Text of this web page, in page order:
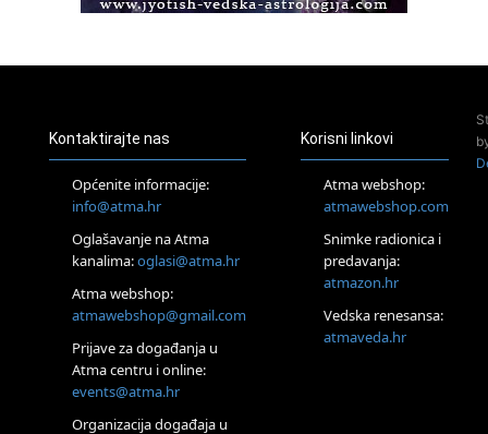
Access Energetski Facelift®
Tečaj Višeg Vodstva, razvijanja intuicije i Akaša zapisa
25.08.
Upisi u program Profesionalni hipnoterapeut — nova
generacija kreće 25.08. 2026.
Online
Visoko
Alemka Dauskardt – Jednodnevna radionica sistemskih
konstelacija
Kontaktirajte nas
Općenite informacije:
info@atma.hr
Oglašavanje na Atma
kanalima:oglasi@atma.hr
Atma webshop:
atmawebshop@gmail.com
Prijave za događanja u
Atma centru i online:
events@atma.hr
Organizacija događaja u
Korisni linkovi
Atma webshop:
atmawebshop.com
Snimke radionica i
predavanja:
atmazon.hr
Vedska renesansa:
atmaveda.hr